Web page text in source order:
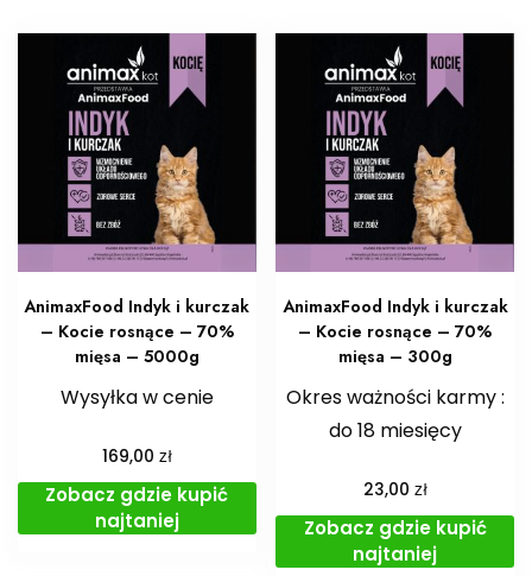
AnimaxFood Indyk i kurczak
– Kocie rosnące – 70%
mięsa – 5000g
Wysyłka w cenie
169,00 zł
Zobacz gdzie kupić
najtaniej
AnimaxFood Indyk i kurczak
– Kocie rosnące – 70%
mięsa – 300g
Okres ważności karmy :
do 18 miesięcy
23,00 zł
Zobacz gdzie kupić
najtaniej